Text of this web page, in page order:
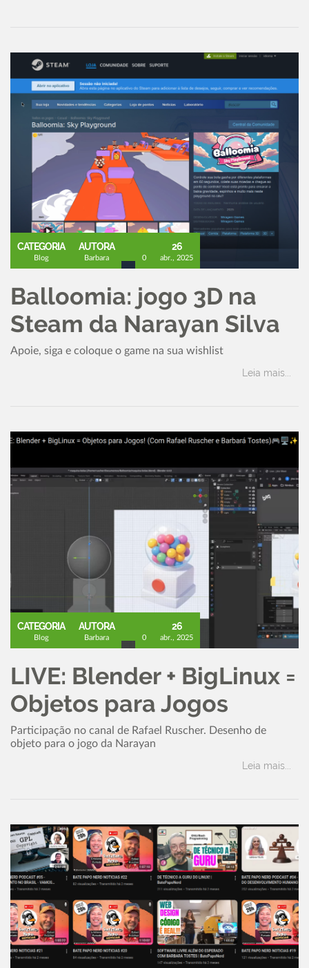
CATEGORIA
Blog
AUTORA
Barbara 0
26
abr., 2025
Balloomia: jogo 3D na
Steam da Narayan Silva
Apoie, siga e coloque o game na sua wishlist
Leia mais...
CATEGORIA
Blog
AUTORA
Barbara 0
26
abr., 2025
LIVE: Blender + BigLinux =
Objetos para Jogos
Participação no canal de Rafael Ruscher. Desenho de
objeto para o jogo da Narayan
Leia mais...